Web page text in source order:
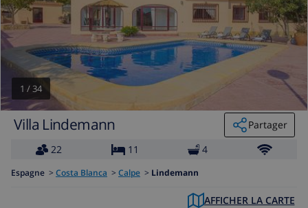
1 /34
Villa Lindemann
Partager
22
11 4
Espagne > Costa Blanca > Calpe > Lindemann
AFFICHER LA CARTE